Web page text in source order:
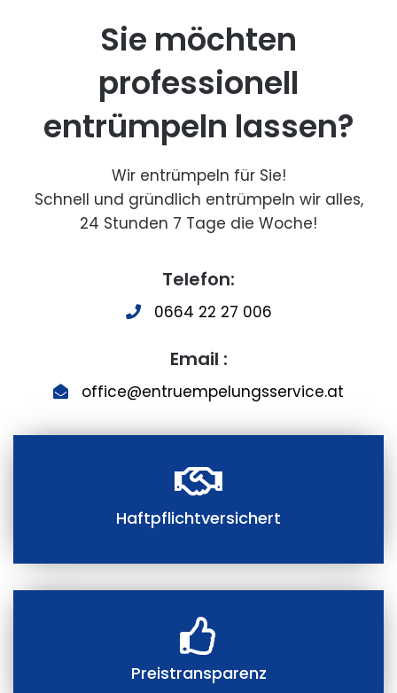
Sie möchten
professionell
entrümpeln lassen?
Wir entrümpeln für Sie!
Schnell und gründlich entrümpeln wir alles,
24 Stunden 7 Tage die Woche!
Telefon:
0664 22 27 006
Email :
office@entruempelungsservice.at
Haftpflichtversichert
Preistransparenz